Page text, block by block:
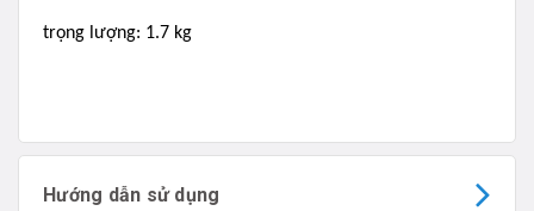
trọng lượng: 1.7 kg
Hướng dẫn sử dụng